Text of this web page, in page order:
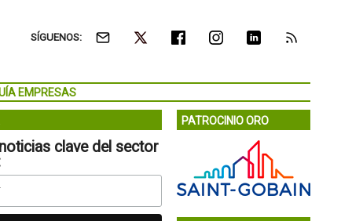
SÍGUENOS:
EMPRESAS
clave del sector
PATROCINIO ORO